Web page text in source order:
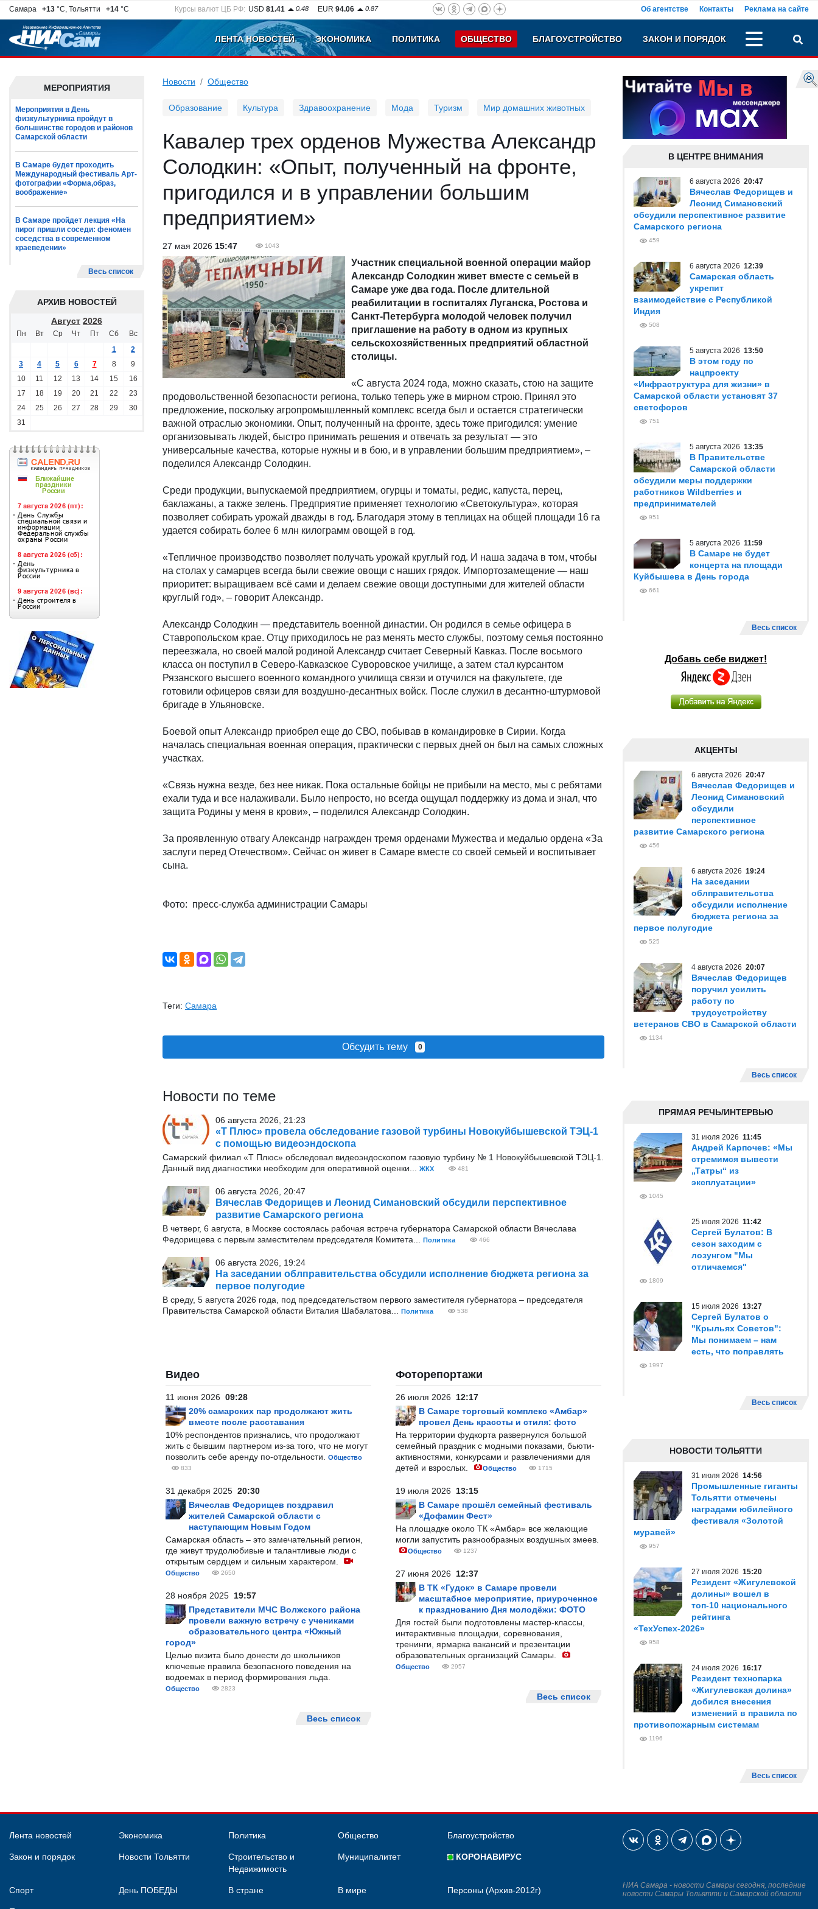
Самара +13 °C, Тольятти +14 °C Курсы валют ЦБ РФ: USD 81.41 0.48 EUR 94.06 0.87 Об агентстве Контакты Реклама на сайте
ЛЕНТА НОВОСТЕЙ ЭКОНОМИКА ПОЛИТИКА ОБЩЕСТВО БЛАГОУСТРОЙСТВО ЗАКОН И ПОРЯДОК
МЕРОПРИЯТИЯ
Мероприятия в День
физкультурника пройдут в
большинстве городов и районов
Самарской области
В Самаре будет проходить
Международный фестиваль Арт-
фотографии «Форма,образ,
воображение»
В Самаре пройдет лекция «На
пирог пришли соседи: феномен
соседства в современном
краеведении»
Весь список
АРХИВ НОВОСТЕЙ
Август 2026
Пн Вт Ср Чт Пт Сб
Вс
1
2
3
4 5 6 7 8
9
10
11 12 13 14 15
16
17
18 19 20 21 22
23
24
25 26 27 28 29
30
31
Новости Общество
Образование Культура Здравоохранение Мода Туризм Мир домашних животных
Кавалер трех орденов Мужества Александр
Солодкин: «Опыт, полученный на фронте,
пригодился и в управлении большим
предприятием»
27 мая 2026 15:47 1043
Участник специальной военной операции майор
Александр Солодкин живет вместе с семьей в
Самаре уже два года. После длительной
реабилитации в госпиталях Луганска, Ростова и
Санкт-Петербурга молодой человек получил
приглашение на работу в одном из крупных
сельскохозяйственных предприятий областной
столицы.
«С августа 2024 года, можно сказать, стою на защите
продовольственной безопасности региона, только теперь уже в мирном строю. Принял это
предложение, поскольку агропромышленный комплекс всегда был и остается стратегически
важной отраслью экономики. Опыт, полученный на фронте, здесь тоже пригодился: умение
организовывать людей, быстро принимать решения и отвечать за результат — это
универсальные качества, которые нужны и в бою, и в управлении большим предприятием», –
поделился Александр Солодкин.
Среди продукции, выпускаемой предприятием, огурцы и томаты, редис, капуста, перец,
баклажаны, а также зелень. Предприятие применяет технологию «Светокультура», которая
позволяет собирать урожай дважды в год. Благодаря этому в теплицах на общей площади 16 га
удается собирать более 6 млн килограмм овощей в год.
«Тепличное производство позволяет получать урожай круглый год. И наша задача в том, чтобы
на столах у самарцев всегда были свежие овощи с наших грядок. Импортозамещение — наш
приоритет: выращиваем всё сами и делаем свежие овощи доступными для жителей области
круглый год», – говорит Александр.
Александр Солодкин — представитель военной династии. Он родился в семье офицера в
Ставропольском крае. Отцу приходилось не раз менять место службы, поэтому семья постоянно
переезжала, но своей малой родиной Александр считает Северный Кавказ. После восьмого
класса он поступил в Северо-Кавказское Суворовское училище, а затем стал курсантом
Рязанского высшего военного командного училища связи и отучился на факультете, где
готовили офицеров связи для воздушно-десантных войск. После служил в десантно-штурмовой
бригаде в Ульяновске.
Боевой опыт Александр приобрел еще до СВО, побывав в командировке в Сирии. Когда
началась специальная военная операция, практически с первых дней он был на самых сложных
участках.
«Связь нужна везде, без нее никак. Пока остальные бойцы не прибыли на место, мы с ребятами
ехали туда и все налаживали. Было непросто, но всегда ощущал поддержку из дома и знал, что
защита Родины у меня в крови», – поделился Александр Солодкин.
За проявленную отвагу Александр награжден тремя орденами Мужества и медалью ордена «За
заслуги перед Отечеством». Сейчас он живет в Самаре вместе со своей семьей и воспитывает
сына.
Фото: пресс-служба администрации Самары
Теги: Самара
Обсудить тему 0
Новости по теме
06 августа 2026, 21:23
«Т Плюс» провела обследование газовой турбины Новокуйбышевской ТЭЦ-1
с помощью видеоэндоскопа
Самарский филиал «Т Плюс» обследовал видеоэндоскопом газовую турбину № 1 Новокуйбышевской ТЭЦ-1.
Данный вид диагностики необходим для оперативной оценки...
ЖКХ 481
06 августа 2026, 20:47
Вячеслав Федорищев и Леонид Симановский обсудили перспективное
развитие Самарского региона
В четверг, 6 августа, в Москве состоялась рабочая встреча губернатора Самарской области Вячеслава
Федорищева с первым заместителем председателя Комитета...
Политика 466
06 августа 2026, 19:24
На заседании облправительства обсудили исполнение бюджета региона за
первое полугодие
В среду, 5 августа 2026 года, под председательством первого заместителя губернатора – председателя
Правительства Самарской области Виталия Шабалатова...
Политика 538
Видео
11 июня 2026 09:28
20% самарских пар продолжают жить
вместе после расставания
10% респондентов признались, что продолжают
жить с бывшим партнером из-за того, что не могут
позволить себе аренду по-отдельности.
Общество
833
31 декабря 2025 20:30
Вячеслав Федорищев поздравил
жителей Самарской области с
наступающим Новым Годом
Самарская область – это замечательный регион,
где живут трудолюбивые и талантливые люди с
открытым сердцем и сильным характером.
Общество 2650
28 ноября 2025 19:57
Представители МЧС Волжского района
провели важную встречу с учениками
образовательного центра «Южный
город»
Целью визита было донести до школьников
ключевые правила безопасного поведения на
водоемах в период формирования льда.
Общество 2823
Весь список
Фоторепортажи
26 июля 2026 12:17
В Самаре торговый комплекс «Амбар»
провел День красоты и стиля: фото
На территории фудкорта развернулся большой
семейный праздник с модными показами, бьюти-
активностями, конкурсами и развлечениями для
детей и взрослых.
Общество 1715
19 июля 2026 13:15
В Самаре прошёл семейный фестиваль
«Дофамин Фест»
На площадке около ТК «Амбар» все желающие
могли запустить разнообразных воздушных змеев.
Общество 1237
27 июня 2026 12:37
В ТК «Гудок» в Самаре провели
масштабное мероприятие, приуроченное
к празднованию Дня молодёжи: ФОТО
Для гостей были подготовлены мастер-классы,
интерактивные площадки, соревнования,
тренинги, ярмарка вакансий и презентации
образовательных организаций Самары.
Общество 2957
Весь список
В ЦЕНТРЕ ВНИМАНИЯ
6 августа 2026 20:47
Вячеслав Федорищев и
Леонид Симановский
обсудили перспективное развитие
Самарского региона
459
6 августа 2026 12:39
Самарская область
укрепит
взаимодействие с Республикой
Индия
508
5 августа 2026 13:50
В этом году по
нацпроекту
«Инфраструктура для жизни» в
Самарской области установят 37
светофоров
751
5 августа 2026 13:35
В Правительстве
Самарской области
обсудили меры поддержки
работников Wildberries и
предпринимателей
951
5 августа 2026 11:59
В Самаре не будет
концерта на площади
Куйбышева в День города
661
Весь список
Добавь себе виджет!
АКЦЕНТЫ
6 августа 2026 20:47
Вячеслав Федорищев и
Леонид Симановский
обсудили
перспективное
развитие Самарского региона
456
6 августа 2026 19:24
На заседании
облправительства
обсудили исполнение
бюджета региона за
первое полугодие
525
4 августа 2026 20:07
Вячеслав Федорищев
поручил усилить
работу по
трудоустройству
ветеранов СВО в Самарской области
1134
Весь список
ПРЯМАЯ РЕЧЬ/ИНТЕРВЬЮ
31 июля 2026 11:45
Андрей Карпочев: «Мы
стремимся вывести
„Татры“ из
эксплуатации»
1045
25 июля 2026 11:42
Сергей Булатов: В
сезон заходим с
лозунгом "Мы
отличаемся"
1809
15 июля 2026 13:27
Сергей Булатов о
"Крыльях Советов":
Мы понимаем – нам
есть, что поправлять
1997
Весь список
НОВОСТИ ТОЛЬЯТТИ
31 июля 2026 14:56
Промышленные гиганты
Тольятти отмечены
наградами юбилейного
фестиваля «Золотой
муравей»
957
27 июля 2026 15:20
Резидент «Жигулевской
долины» вошел в
топ-10 национального
рейтинга
«ТехУспех-2026»
958
24 июля 2026 16:17
Резидент технопарка
«Жигулевская долина»
добился внесения
изменений в правила по
противопожарным системам
1196
Весь список
Лента новостей Экономика Политика Общество Благоустройство
Закон и порядок Новости Тольятти
Строительство и
Недвижимость
Муниципалитет КОРОНАВИРУС
Спорт День ПОБЕДЫ В стране В мире Персоны (Архив-2012г)
НИА Самара - новости Самары сегодня, последние
новости Самары Тольятти и Самарской области